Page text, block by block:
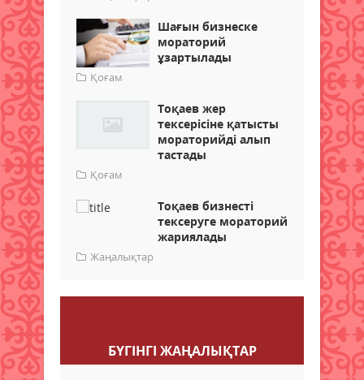
Шағын бизнеске
мораторий
ұзартылады
Қоғам
Тоқаев жер
тексерісіне қатысты
мораторийді алып
тастады
Қоғам
Тоқаев бизнесті
тексеруге мораторий
жариялады
Жаңалықтар
БҮГІНГI ЖАҢАЛЫҚТАР